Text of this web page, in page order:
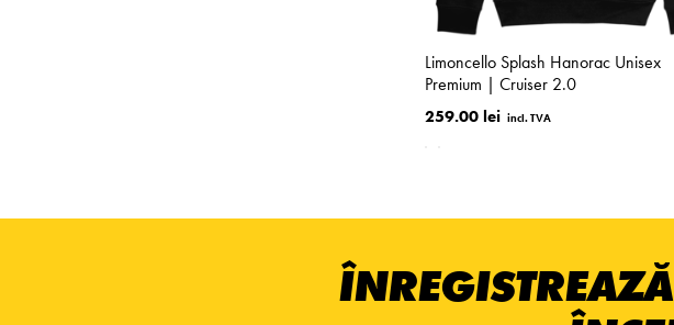
Limoncello Splash Hanorac Unisex
Premium | Cruiser 2.0
259.00 lei